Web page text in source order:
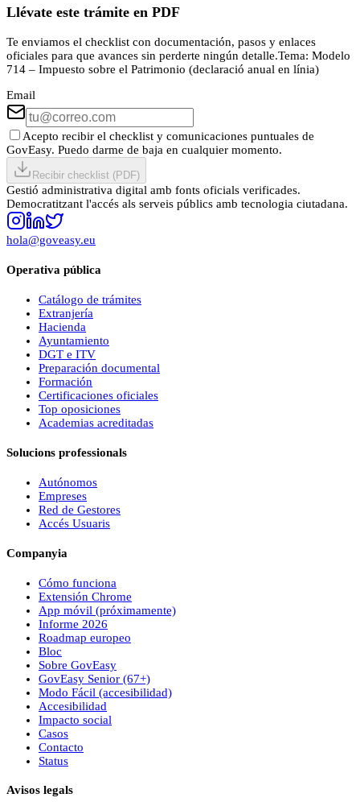
Llévate este trámite en PDF
Te enviamos el checklist con documentación, pasos y enlaces
oficiales para que avances sin perderte ningún detalle.Tema: Modelo
714 – Impuesto sobre el Patrimonio (declaració anual en línia)
Email
Acepto recibir el checklist y comunicaciones puntuales de
GovEasy. Puedo darme de baja en cualquier momento.
Recibir checklist (PDF)
Gestió administrativa digital amb fonts oficials verificades.
Democratitzant l'accés als serveis públics amb tecnologia ciutadana.
hola@goveasy.eu
Operativa pública
Catálogo de trámites
Extranjería
Hacienda
Ayuntamiento
DGT e ITV
Preparación documental
Formación
Certificaciones oficiales
Top oposiciones
Academias acreditadas
Solucions professionals
Autónomos
Empreses
Red de Gestores
Accés Usuaris
Companyia
Cómo funciona
Extensión Chrome
App móvil (próximamente)
Informe 2026
Roadmap europeo
Bloc
Sobre GovEasy
GovEasy Senior (67+)
Modo Fácil (accesibilidad)
Accesibilidad
Impacto social
Casos
Contacto
Status
Avisos legals